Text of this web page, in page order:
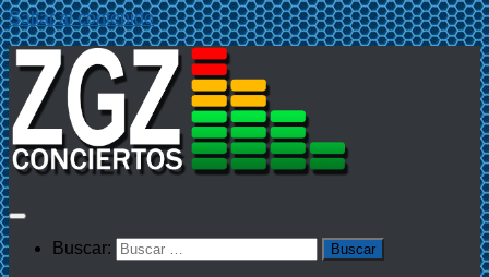
Saltar al contenido
Buscar: